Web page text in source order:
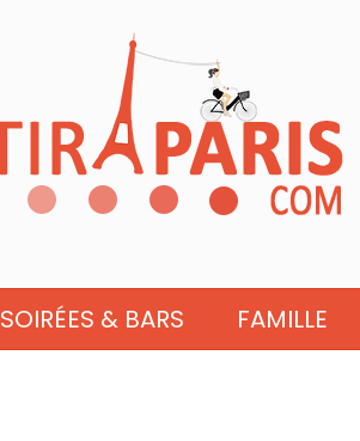
SOIRÉES & BARS FAMILLE